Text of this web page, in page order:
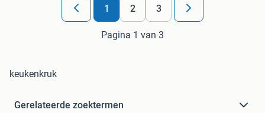
1 2 3
Pagina 1 van 3
keukenkruk
Gerelateerde zoektermen